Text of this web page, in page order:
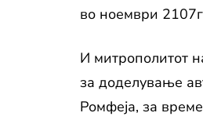
во ноември
И митрополитот
за доделување
Ромфеја, за